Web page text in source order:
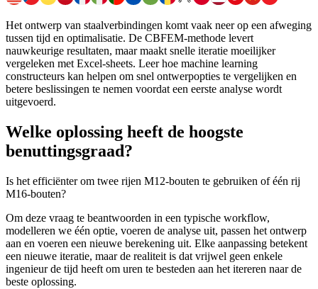
Het ontwerp van staalverbindingen komt vaak neer op een afweging
tussen tijd en optimalisatie. De CBFEM-methode levert
nauwkeurige resultaten, maar maakt snelle iteratie moeilijker
vergeleken met Excel-sheets. Leer hoe machine learning
constructeurs kan helpen om snel ontwerpopties te vergelijken en
betere beslissingen te nemen voordat een eerste analyse wordt
uitgevoerd.
Welke oplossing heeft de hoogste
benuttingsgraad?
Is het efficiënter om twee rijen M12-bouten te gebruiken of één rij
M16-bouten?
Om deze vraag te beantwoorden in een typische workflow,
modelleren we één optie, voeren de analyse uit, passen het ontwerp
aan en voeren een nieuwe berekening uit. Elke aanpassing betekent
een nieuwe iteratie, maar de realiteit is dat vrijwel geen enkele
ingenieur de tijd heeft om uren te besteden aan het itereren naar de
beste oplossing.